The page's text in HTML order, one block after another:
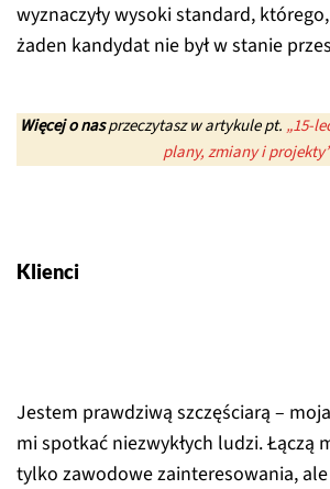
wyznaczyły wysoki standard,
żaden kandydat nie był w stanie
Więcej o nasprzeczytasz w artykule pt. „15-
plany, zmiany i projekty”
Klienci
Jestem prawdziwą szczęściarą –
mi spotkać niezwykłych ludzi. Łączą
tylko zawodowe zainteresowania, ale